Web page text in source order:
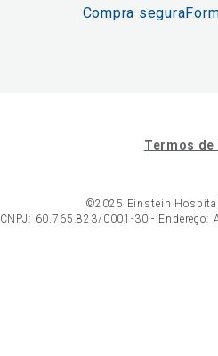
Compra segura
Termos
©2025 Einstein
CNPJ: 60.765.823/0001-30 - Endereço: